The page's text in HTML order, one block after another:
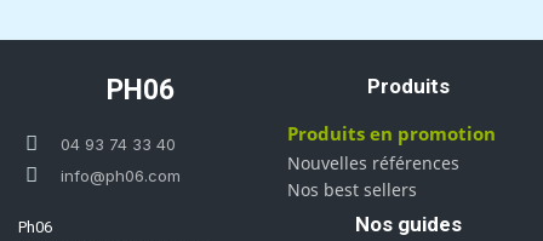
PH06
04 93 74 33 40
info@ph06.com
Ph06
Produits
Produits en promotion
Nouvelles références
Nos best sellers
Nos guides